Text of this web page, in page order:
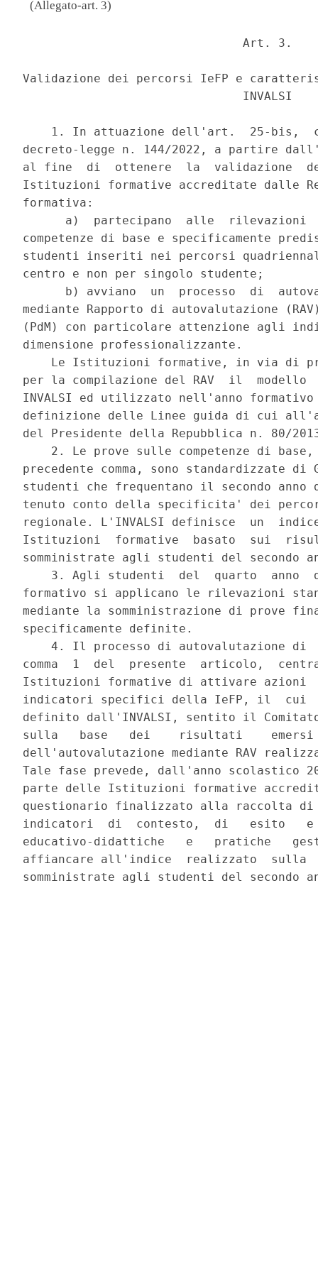
(Allegato-art. 3)
                               Art. 3.
Validazione dei percorsi IeFP e
                               INVALSI
1. In attuazione dell'art.  25-bis,
decreto-legge n. 144/2022, a partire
al fine  di  ottenere  la  validazione
Istituzioni formative accreditate dalle
formativa:
a)  partecipano  alle  rilevazioni
competenze di base e specificamente
studenti inseriti nei percorsi
centro e non per singolo studente;
b) avviano  un  processo  di
mediante Rapporto di autovalutazione
(PdM) con particolare attenzione agli
dimensione professionalizzante.
Le Istituzioni formative, in via di
per la compilazione del RAV  il  modello
INVALSI ed utilizzato nell'anno
definizione delle Linee guida di cui
del Presidente della Repubblica n. 80/
2. Le prove sulle competenze di
precedente comma, sono standardizzate
studenti che frequentano il secondo
tenuto conto della specificita' dei
regionale. L'INVALSI definisce  un
Istituzioni  formative  basato  sui
somministrate agli studenti del secondo
3. Agli studenti  del  quarto  anno
formativo si applicano le rilevazioni
mediante la somministrazione di prove
specificamente definite.
4. Il processo di autovalutazione di
comma  1  del  presente  articolo,
Istituzioni formative di attivare azioni
indicatori specifici della IeFP, il  cui
definito dall'INVALSI, sentito il
sulla   base   dei    risultati    emersi
dell'autovalutazione mediante RAV
Tale fase prevede, dall'anno scolastico
parte delle Istituzioni formative
questionario finalizzato alla raccolta
indicatori  di  contesto,  di   esito   e
educativo-didattiche   e   pratiche
affiancare all'indice  realizzato  sulla
somministrate agli studenti del secondo